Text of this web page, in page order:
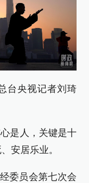
台央视记者刘琦
是人，关键是十
安居乐业。
委员会第七次会